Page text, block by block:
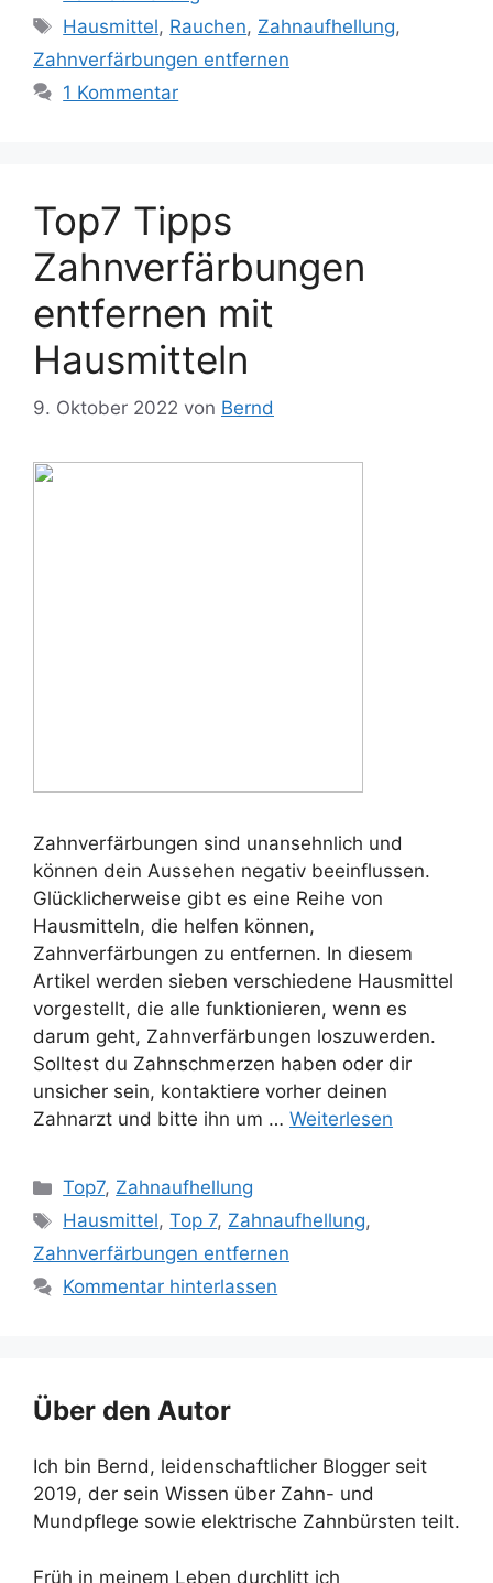
Schlagwörter
Hausmittel, Rauchen, Zahnaufhellung,
Zahnverfärbungen entfernen
1 Kommentar
Top7 Tipps
Zahnverfärbungen
entfernen mit
Hausmitteln
9. Oktober 2022 von Bernd
Zahnverfärbungen sind unansehnlich und
können dein Aussehen negativ beeinflussen.
Glücklicherweise gibt es eine Reihe von
Hausmitteln, die helfen können,
Zahnverfärbungen zu entfernen. In diesem
Artikel werden sieben verschiedene Hausmittel
vorgestellt, die alle funktionieren, wenn es
darum geht, Zahnverfärbungen loszuwerden.
Solltest du Zahnschmerzen haben oder dir
unsicher sein, kontaktiere vorher deinen
Zahnarzt und bitte ihn um … Weiterlesen
Kategorien
Top7, Zahnaufhellung
Schlagwörter
Hausmittel,Top 7, Zahnaufhellung,
Zahnverfärbungen entfernen
Kommentar hinterlassen
Über den Autor
Ich bin Bernd, leidenschaftlicher Blogger seit
2019, der sein Wissen über Zahn- und
Mundpflege sowie elektrische Zahnbürsten teilt.
Früh in meinem Leben durchlitt ich